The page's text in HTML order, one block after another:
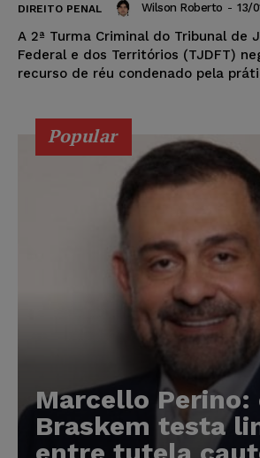
DIREITO PENAL Wilson Roberto - 13/
A 2ª Turma Criminal do Tribunal de
Federal e dos Territórios (TJDFT)
recurso de réu condenado pela
Popular
Marcello Perino:
Braskem testa